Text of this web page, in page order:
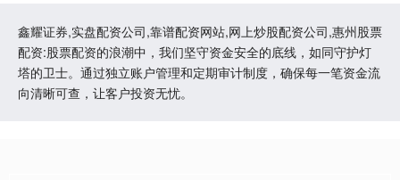
鑫耀证券,实盘配资公司,靠谱配资网站,网上炒股配资公司,惠州股票
配资:股票配资的浪潮中，我们坚守资金安全的底线，如同守护灯
塔的卫士。通过独立账户管理和定期审计制度，确保每一笔资金流
向清晰可查，让客户投资无忧。